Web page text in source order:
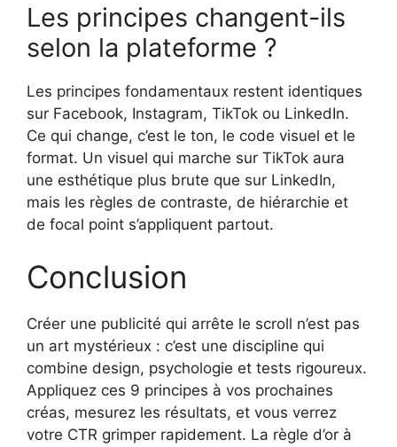
Les principes changent-ils
selon la plateforme ?
Les principes fondamentaux restent identiques
sur Facebook, Instagram, TikTok ou LinkedIn.
Ce qui change, c’est le ton, le code visuel et le
format. Un visuel qui marche sur TikTok aura
une esthétique plus brute que sur LinkedIn,
mais les règles de contraste, de hiérarchie et
de focal point s’appliquent partout.
Conclusion
Créer une publicité qui arrête le scroll n’est pas
un art mystérieux : c’est une discipline qui
combine design, psychologie et tests rigoureux.
Appliquez ces 9 principes à vos prochaines
créas, mesurez les résultats, et vous verrez
votre CTR grimper rapidement. La règle d’or à